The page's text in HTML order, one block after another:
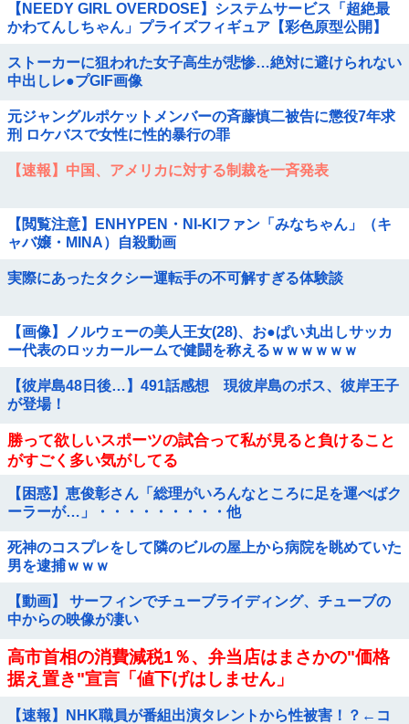
【NEEDY GIRL OVERDOSE】システムサービス「超絶最
かわてんしちゃん」プライズフィギュア【彩色原型公開】
ストーカーに狙われた女子高生が悲惨…絶対に避けられない
中出しレ●プGIF画像
元ジャングルポケットメンバーの斉藤慎二被告に懲役7年求
刑 ロケバスで女性に性的暴行の罪
【速報】中国、アメリカに対する制裁を一斉発表
【閲覧注意】ENHYPEN・NI-KIファン「みなちゃん」（キ
ャバ嬢・MINA）自殺動画
実際にあったタクシー運転手の不可解すぎる体験談
【画像】ノルウェーの美人王女(28)、お●ぱい丸出しサッカ
ー代表のロッカールームで健闘を称えるｗｗｗｗｗｗ
【彼岸島48日後…】491話感想 現彼岸島のボス、彼岸王子
が登場！
勝って欲しいスポーツの試合って私が見ると負けること
がすごく多い気がしてる
【困惑】恵俊彰さん「総理がいろんなところに足を運べばク
ーラーが…」・・・・・・・・・他
死神のコスプレをして隣のビルの屋上から病院を眺めていた
男を逮捕ｗｗｗ
【動画】 サーフィンでチューブライディング、チューブの
中からの映像が凄い
高市首相の消費減税1％、弁当店はまさかの"価格
据え置き"宣言「値下げはしません」
【速報】NHK職員が番組出演タレントから性被害！？←コ